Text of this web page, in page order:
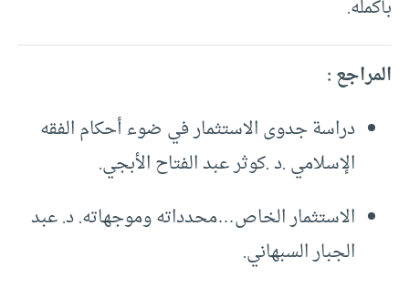
بأكمله.
المراجع :
دراسة جدوى الاستثمار في ضوء أحكام الفقه
الإسلامي .د .كوثر عبد الفتاح الأبجي.
الاستثمار الخاص…محدداته وموجهاته. د. عبد
الجبار السبهاني.